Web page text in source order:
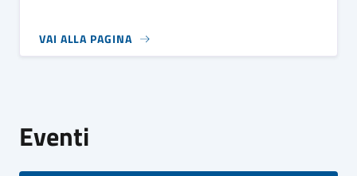
VAI ALLA PAGINA
Eventi